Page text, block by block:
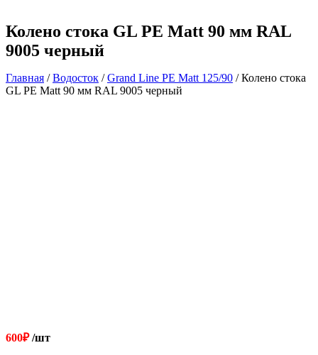
Колено стока GL PE Matt 90 мм RAL
9005 черный
Главная /Водосток /Grand Line PE Matt 125/90 / Колено стока
GL PE Matt 90 мм RAL 9005 черный
600₽/шт